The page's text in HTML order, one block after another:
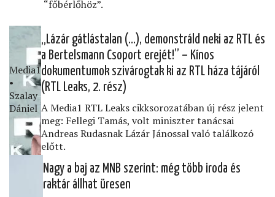
“főbérlőhöz”.
Media1
•
Szalay
Dániel
„Lázár gátlástalan (…), demonstráld neki az RTL és
a Bertelsmann Csoport erejét!” – Kínos
dokumentumok szivárogtak ki az RTL háza tájáról
(RTL Leaks, 2. rész)
A Media1 RTL Leaks cikksorozatában új rész jelent
meg: Fellegi Tamás, volt miniszter tanácsai
Andreas Rudasnak Lázár Jánossal való találkozó
előtt.
Nagy a baj az MNB szerint: még több iroda és
raktár állhat üresen